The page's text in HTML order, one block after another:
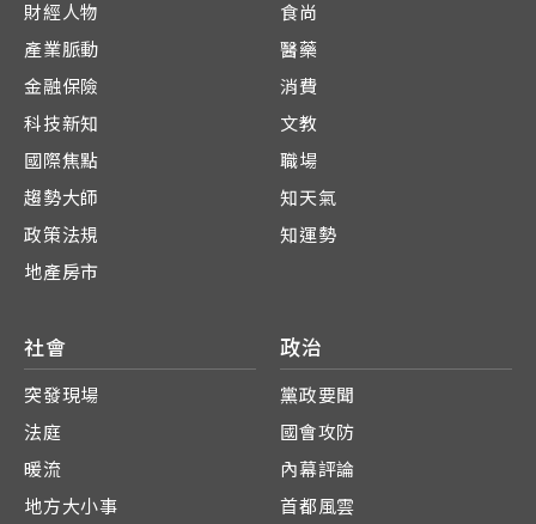
財經人物
產業脈動
金融保險
科技新知
國際焦點
趨勢大師
政策法規
地產房市
食尚
醫藥
消費
文教
職場
知天氣
知運勢
社會
突發現場
法庭
暖流
地方大小事
政治
黨政要聞
國會攻防
內幕評論
首都風雲